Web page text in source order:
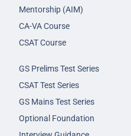
Mentorship (AIM)
CA-VA Course
CSAT Course
GS Prelims Test Series
CSAT Test Series
GS Mains Test Series
Optional Foundation